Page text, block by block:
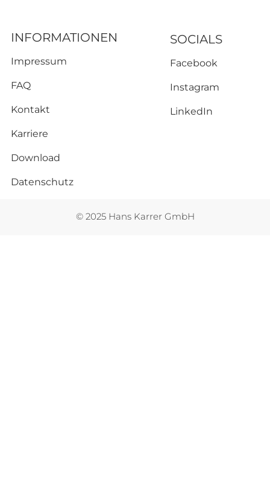
INFORMATIONEN
Impressum
FAQ
Kontakt
Karriere
Download
Datenschutz
SOCIALS
Facebook
Instagram
LinkedIn
© 2025 Hans Karrer GmbH